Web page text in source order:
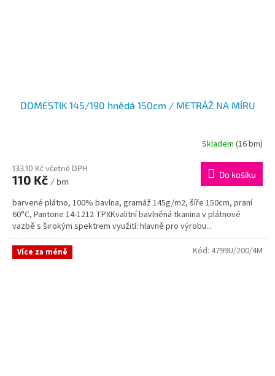
DOMESTIK 145/190 hnědá 150cm / METRÁŽ NA MÍRU
Skladem (16 bm)
133,10 Kč včetně DPH
110 Kč / bm
Do košíku
barvené plátno, 100% bavlna, gramáž 145g/m2, šíře 150cm, praní
60°C, Pantone 14-1212 TPXKvalitní bavlněná tkanina v plátnové
vazbě s širokým spektrem využití: hlavně pro výrobu...
Více za méně Kód: 4799U/200/4M